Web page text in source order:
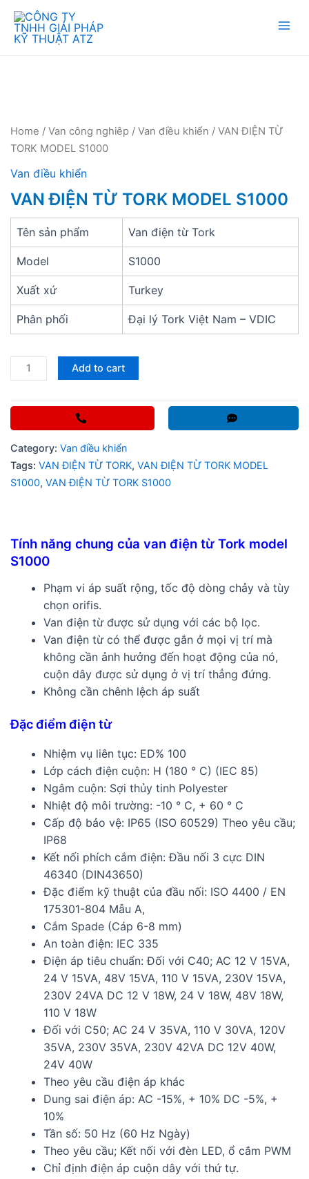
Home / Van công nghiêp / Van điều khiển / VAN ĐIỆN TỪ
TORK MODEL S1000
Van điều khiển
VAN ĐIỆN TỪ TORK MODEL S1000
Tên sản phẩm Van điện từ Tork
Model S1000
Xuất xứ Turkey
Phân phối Đại lý Tork Việt Nam – VDIC
VAN
ĐIỆN
TỪ
MODEL
S1000
quantity
Add to cart
Category: Van điều khiển
Tags: VAN ĐIỆN TỪ TORK, VAN ĐIỆN TỪ TORK MODEL
S1000, VAN ĐIỆN TỪ TORK S1000
Tính năng chung của van điện từ Tork model
S1000
Phạm vi áp suất rộng, tốc độ dòng chảy và tùy
chọn orifis.
Van điện từ được sử dụng với các bộ lọc.
Van điện từ có thể được gắn ở mọi vị trí mà
không cần ảnh hưởng đến hoạt động của nó,
cuộn dây được sử dụng ở vị trí thẳng đứng.
Không cần chênh lệch áp suất
Đặc điểm điện từ
Nhiệm vụ liên tục: ED% 100
Lớp cách điện cuộn: H (180 ° C) (IEC 85)
Ngâm cuộn: Sợi thủy tinh Polyester
Nhiệt độ môi trường: -10 ° C, + 60 ° C
Cấp độ bảo vệ: IP65 (ISO 60529) Theo yêu cầu;
IP68
Kết nối phích cắm điện: Đầu nối 3 cực DIN
46340 (DIN43650)
Đặc điểm kỹ thuật của đầu nối: ISO 4400 / EN
175301-804 Mẫu A,
Cắm Spade (Cáp 6-8 mm)
An toàn điện: IEC 335
Điện áp tiêu chuẩn: Đối với C40; AC 12 V 15VA,
24 V 15VA, 48V 15VA, 110 V 15VA, 230V 15VA,
230V 24VA DC 12 V 18W, 24 V 18W, 48V 18W,
110 V 18W
Đối với C50; AC 24 V 35VA, 110 V 30VA, 120V
35VA, 230V 35VA, 230V 42VA DC 12V 40W,
24V 40W
Theo yêu cầu điện áp khác
Dung sai điện áp: AC -15%, + 10% DC -5%, +
10%
Tần số: 50 Hz (60 Hz Ngày)
Theo yêu cầu; Kết nối với đèn LED, ổ cắm PWM
Chỉ định điện áp cuộn dây với thứ tự.